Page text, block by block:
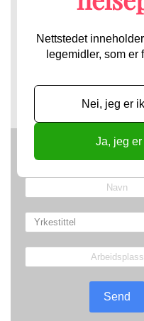
nydiagnostisert akutt
yrkestitel och arbetsplats, för
får ta del av de annonser som
Send
Nettstedet
legemidler, som
Nei, jeg er
Ja, jeg